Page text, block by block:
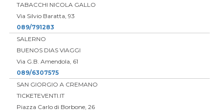
TABACCHI NICOLA GALLO
Via Silvio Baratta, 93
089/791283
SALERNO
BUENOS DIAS VIAGGI
Via G.B. Amendola, 61
089/6307575
SAN GIORGIO A CREMANO
TICKETEVENTI.IT
Piazza Carlo di Borbone, 26